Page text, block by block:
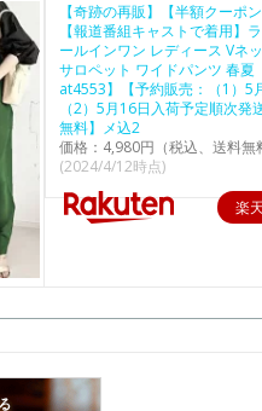
【奇跡の再販】【半額クーポ
【報道番組キャストで着用】
ールインワン レディース Vネ
サロペット ワイドパンツ 春夏
at4553】【予約販売：（1）5
（2）5月16日入荷予定順次発
無料】メ込2
価格：4,980円（税込、送料無
(2024/4/12時点)
楽